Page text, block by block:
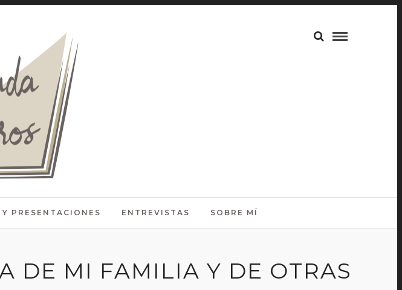
PRESENTACIONES ENTREVISTAS SOBRE MÍ
DE MI FAMILIA Y DE OTRAS